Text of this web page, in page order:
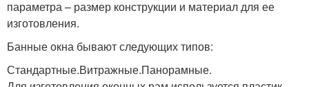
параметра – размер конструкции и материал для ее
изготовления.
Банные окна бывают следующих типов:
Стандартные.Витражные.Панорамные.